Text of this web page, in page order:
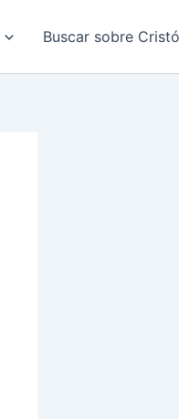
Buscar sobre